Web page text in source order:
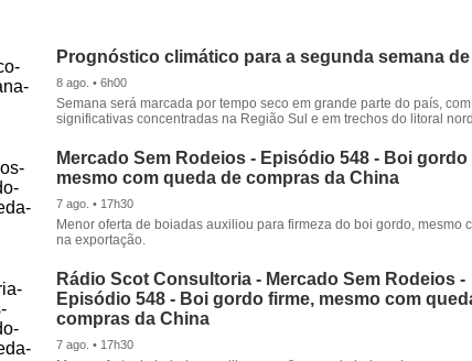
Prognóstico climático para a segunda semana
8 ago. • 6h00
Semana será marcada por tempo seco em grande parte do país,
significativas concentradas na Região Sul e em trechos do litoral
Mercado Sem Rodeios - Episódio 548 - Boi gordo
mesmo com queda de compras da China
7 ago. • 17h30
Menor oferta de boiadas auxiliou para firmeza do boi gordo, mesmo
na exportação.
Rádio Scot Consultoria - Mercado Sem Rodeios -
Episódio 548 - Boi gordo firme, mesmo com
compras da China
7 ago. • 17h30